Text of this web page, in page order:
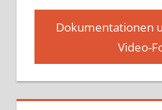
Dokumentationen
Video-